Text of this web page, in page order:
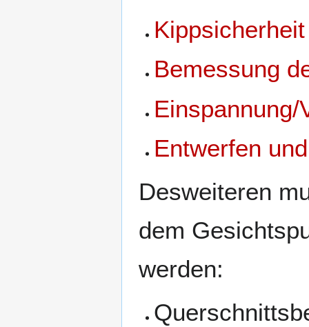
Bemessung
Einspannung/
Entwerfen
Desweiteren
dem
werden: